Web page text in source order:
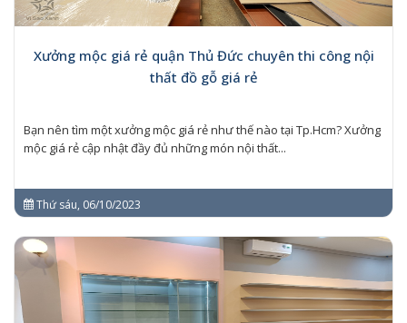
Xưởng mộc giá rẻ quận Thủ Đức chuyên thi công nội
thất đồ gỗ giá rẻ
Bạn nên tìm một xưởng mộc giá rẻ như thế nào tại Tp.Hcm? Xưởng
mộc giá rẻ cập nhật đầy đủ những món nội thất...
Thứ sáu, 06/10/2023